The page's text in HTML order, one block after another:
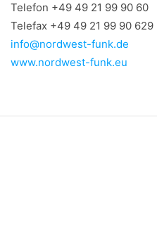
Telefon +49 49 21 99 90 60
Telefax +49 49 21 99 90 629
info@nordwest-funk.de
www.nordwest-funk.eu